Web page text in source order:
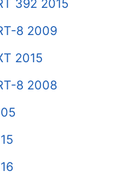
392 2015
8 2009
2015
8 2008